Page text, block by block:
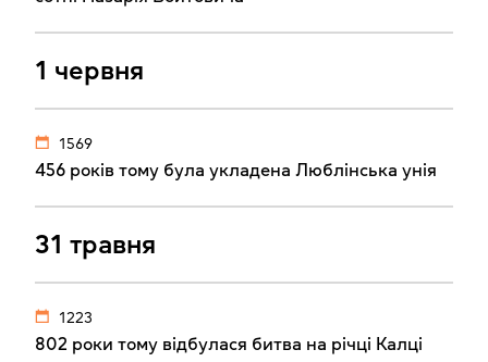
1 червня
1569
456 років тому була укладена Люблінська унія
31 травня
1223
802 роки тому відбулася битва на річці Калці